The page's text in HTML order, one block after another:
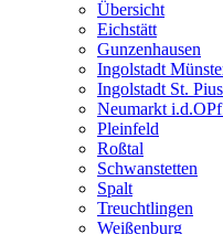
Übersicht
Eichstätt
Gunzenhausen
Ingolstadt
Ingolstadt St. Pius
Neumarkt
Pleinfeld
Roßtal
Schwanstetten
Spalt
Treuchtlingen
Weißenburg